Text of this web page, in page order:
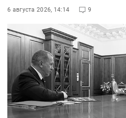
6 августа 2026, 14:14 9